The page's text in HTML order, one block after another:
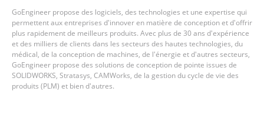
GoEngineer propose des logiciels, des technologies et une expertise qui
permettent aux entreprises d'innover en matière de conception et d'offrir
plus rapidement de meilleurs produits. Avec plus de 30 ans d'expérience
et des milliers de clients dans les secteurs des hautes technologies, du
médical, de la conception de machines, de l'énergie et d'autres secteurs,
GoEngineer propose des solutions de conception de pointe issues de
SOLIDWORKS, Stratasys, CAMWorks, de la gestion du cycle de vie des
produits (PLM) et bien d'autres.